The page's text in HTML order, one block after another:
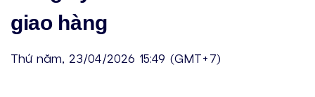
giao hàng
Thứ năm, 23/04/2026 15:49 (GMT+7)